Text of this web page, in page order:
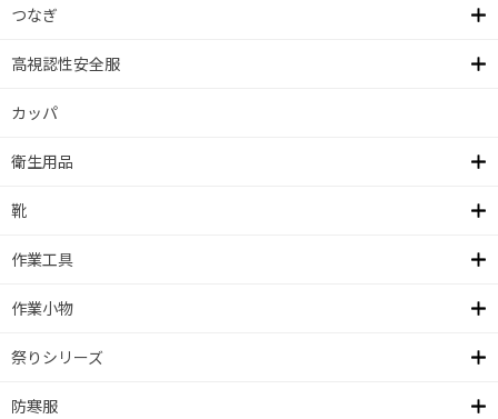
つなぎ
高視認性安全服
カッパ
衛生用品
靴
作業工具
作業小物
祭りシリーズ
防寒服